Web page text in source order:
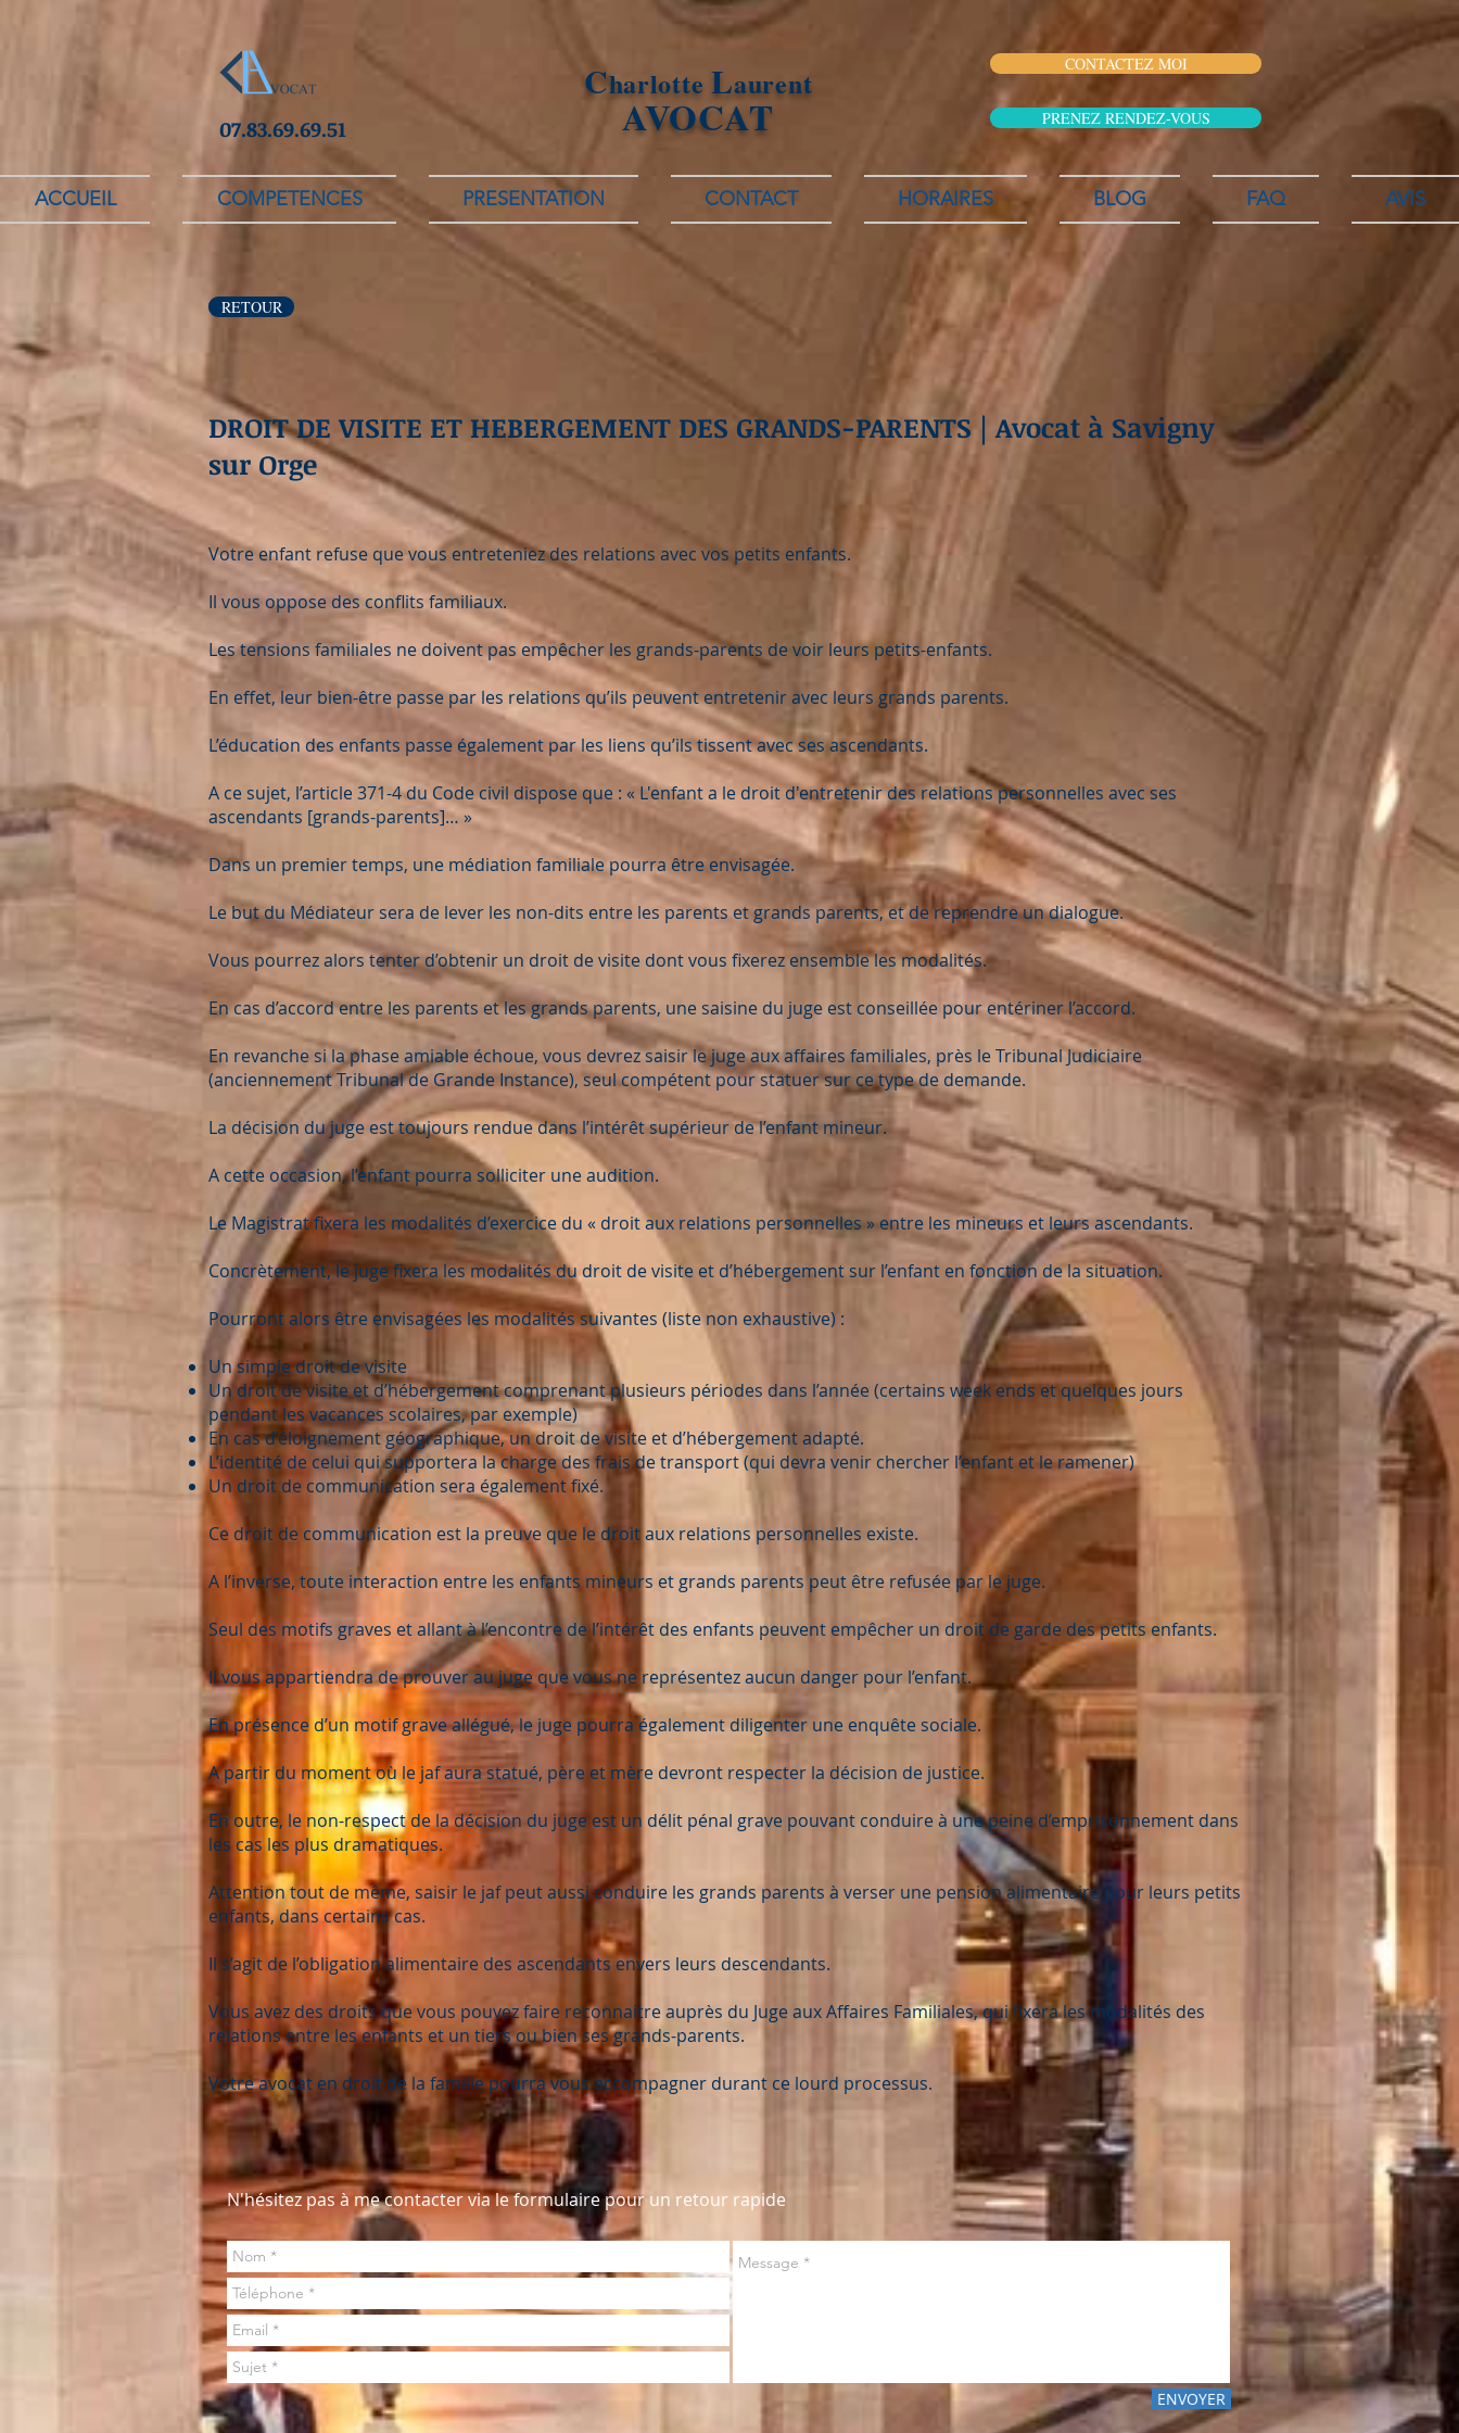
07.83.69.69.51
CharlotteLaurent
AVOCAT
CONTACTEZ MOI
PRENEZ RENDEZ-VOUS
ACCUEIL COMPETENCES PRESENTATION CONTACT HORAIRES BLOG FAQ AVIS
RETOUR
DROIT DE VISITE ET HEBERGEMENT DES GRANDS-PARENTS | Avocat à Savigny
sur Orge
Votre enfant refuse que vous entreteniez des relations avec vos petits enfants.
Il vous oppose des conflits familiaux.
Les tensions familiales ne doivent pas empêcher les grands-parents de voir leurs petits-enfants.
En effet, leur bien-être passe par les relations qu’ils peuvent entretenir avec leurs grands parents.
L’éducation des enfants passe également par les liens qu’ils tissent avec ses ascendants.
A ce sujet, l’article 371-4 du Code civil dispose que : « L'enfant a le droit d'entretenir des relations personnelles avec ses
ascendants [grands-parents]… »
Dans un premier temps, une médiation familiale pourra être envisagée.
Le but du Médiateur sera de lever les non-dits entre les parents et grands parents, et de reprendre un dialogue.
Vous pourrez alors tenter d’obtenir un droit de visite dont vous fixerez ensemble les modalités.
En cas d’accord entre les parents et les grands parents, une saisine du juge est conseillée pour entériner l’accord.
En revanche si la phase amiable échoue, vous devrez saisir le juge aux affaires familiales, près le Tribunal Judiciaire
(anciennement Tribunal de Grande Instance), seul compétent pour statuer sur ce type de demande.
La décision du juge est toujours rendue dans l’intérêt supérieur de l’enfant mineur.
A cette occasion, l’enfant pourra solliciter une audition.
Le Magistrat fixera les modalités d’exercice du « droit aux relations personnelles » entre les mineurs et leurs ascendants.
Concrètement, le juge fixera les modalités du droit de visite et d’hébergement sur l’enfant en fonction de la situation.
Pourront alors être envisagées les modalités suivantes (liste non exhaustive) :
Un simple droit de visite
Un droit de visite et d’hébergement comprenant plusieurs périodes dans l’année (certains week ends et quelques jours
pendant les vacances scolaires, par exemple)
En cas d’éloignement géographique, un droit de visite et d’hébergement adapté.
L’identité de celui qui supportera la charge des frais de transport (qui devra venir chercher l’enfant et le ramener)
Un droit de communication sera également fixé.
Ce droit de communication est la preuve que le droit aux relations personnelles existe.
A l’inverse, toute interaction entre les enfants mineurs et grands parents peut être refusée par le juge.
Seul des motifs graves et allant à l’encontre de l’intérêt des enfants peuvent empêcher un droit de garde des petits enfants.
Il vous appartiendra de prouver au juge que vous ne représentez aucun danger pour l’enfant.
En présence d’un motif grave allégué, le juge pourra également diligenter une enquête sociale.
A partir du moment où le jaf aura statué, père et mère devront respecter la décision de justice.
En outre, le non-respect de la décision du juge est un délit pénal grave pouvant conduire à une peine d’emprisonnement dans
les cas les plus dramatiques.
Attention tout de même, saisir le jaf peut aussi conduire les grands parents à verser une pension alimentaire pour leurs petits
enfants, dans certains cas.
Il s’agit de l’obligation alimentaire des ascendants envers leurs descendants.
Vous avez des droits que vous pouvez faire reconnaitre auprès du Juge aux Affaires Familiales, qui fixera les modalités des
relations entre les enfants et un tiers ou bien ses grands-parents.
Votre avocat en droit de la famille pourra vous accompagner durant ce lourd processus.
N'hésitez pas à me contacter via le formulaire pour un retour rapide
ENVOYER